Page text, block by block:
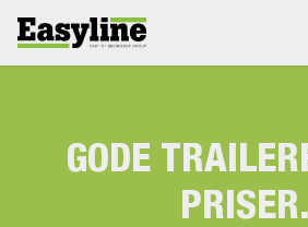
GODE
PRISER.